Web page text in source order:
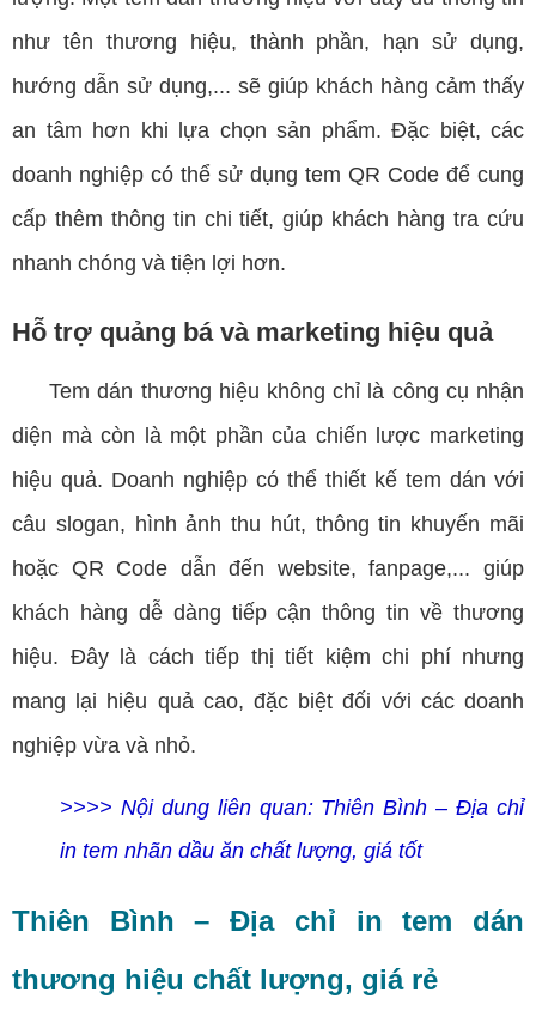
như tên thương hiệu, thành phần, hạn sử dụng,
hướng dẫn sử dụng,... sẽ giúp khách hàng cảm thấy
an tâm hơn khi lựa chọn sản phẩm. Đặc biệt, các
doanh nghiệp có thể sử dụng tem QR Code để cung
cấp thêm thông tin chi tiết, giúp khách hàng tra cứu
nhanh chóng và tiện lợi hơn.
Hỗ trợ quảng bá và marketing hiệu quả
Tem dán thương hiệu không chỉ là công cụ nhận
diện mà còn là một phần của chiến lược marketing
hiệu quả. Doanh nghiệp có thể thiết kế tem dán với
câu slogan, hình ảnh thu hút, thông tin khuyến mãi
hoặc QR Code dẫn đến website, fanpage,... giúp
khách hàng dễ dàng tiếp cận thông tin về thương
hiệu. Đây là cách tiếp thị tiết kiệm chi phí nhưng
mang lại hiệu quả cao, đặc biệt đối với các doanh
nghiệp vừa và nhỏ.
>>>> Nội dung liên quan: Thiên Bình – Địa chỉ
in tem nhãn dầu ăn chất lượng, giá tốt
Thiên Bình – Địa chỉ in tem dán
thương hiệu chất lượng, giá rẻ